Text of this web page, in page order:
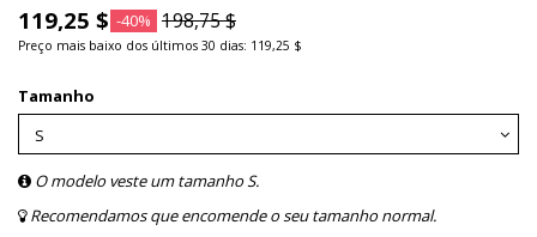
119,25 $ -40% 198,75 $
Preço mais baixo dos últimos 30 dias: 119,25 $
Tamanho
O modelo veste um tamanho S.
Recomendamos que encomende o seu tamanho normal.